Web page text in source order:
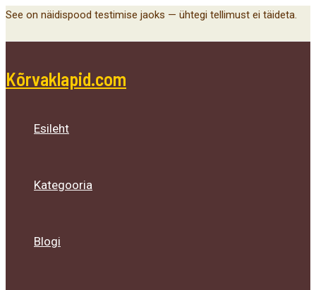
Skip
See on näidispood testimise jaoks — ühtegi tellimust ei täideta.
Kõrvaklapid.com
Esileht
Kategooria
Blogi
Menu
Toggle
Menu
Toggle
Menu
Toggle
Main
Menu